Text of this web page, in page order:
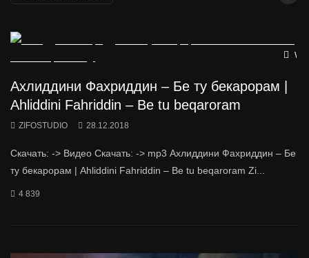
Ахлиддини Фахриддин – Бе ту бекарорам |
Ahliddini Fahriddin – Be tu beqaroram
ZIFOSTUDIO 28.12.2018
Скачать: -> Видео Скачать: -> mp3 Ахлиддини Фахриддин – Бе
ту бекарорам | Ahliddini Fahriddin – Be tu beqaroram Zi...
4 839